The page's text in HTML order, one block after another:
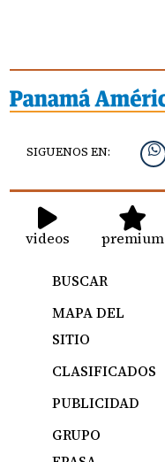
SIGUENOS EN:
videos premium
BUSCAR
MAPA DEL
SITIO
CLASIFICADOS
PUBLICIDAD
GRUPO